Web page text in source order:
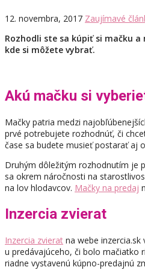
12. novembra, 2017 Zaujímavé
Rozhodli ste sa kúpiť si mačku
kde si môžete vybrať.
Akú mačku si
Mačky patria medzi
prvé potrebujete rozhodnúť, či
čase sa budete musieť postarať aj
Druhým dôležitým rozhodnutím je
sa okrem náročnosti na
na lov hlodavcov. Mačky na predaj
Inzercia zvierat
Inzercia zvierat na webe
u predávajúceho, či bolo mačiatko
riadne vystavenú kúpno-predajnú